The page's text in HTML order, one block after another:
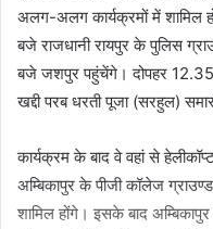
अलग-अलग कार्यक्रमों में शामिल
बजे राजधानी रायपुर के पुलिस
बजे जशपुर पहुंचेंगे। दोपहर 12.35
खद्दी परब धरती पूजा (सरहुल)
कार्यक्रम के बाद वे वहां से
अम्बिकापुर के पीजी कॉलेज
शामिल होंगे। इसके बाद